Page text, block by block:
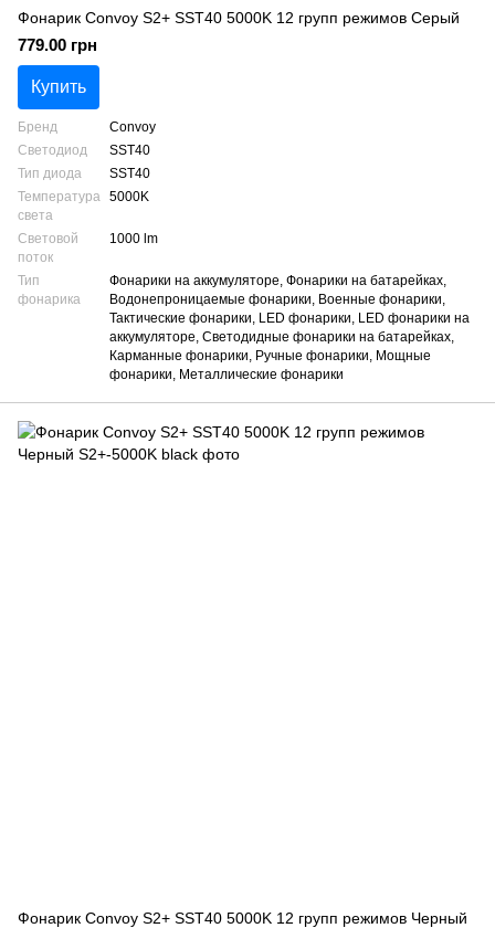
Фонарик Convoy S2+ SST40 5000K 12 групп режимов Серый
779.00 грн
Купить
Бренд
Convoy
Светодиод
SST40
Тип диода
SST40
Температура
света
5000K
Световой
поток
1000 lm
Тип
фонарика
Фонарики на аккумуляторе, Фонарики на батарейках,
Водонепроницаемые фонарики, Военные фонарики,
Тактические фонарики, LED фонарики, LED фонарики на
аккумуляторе, Светодидные фонарики на батарейках,
Карманные фонарики, Ручные фонарики, Мощные
фонарики, Металлические фонарики
Фонарик Convoy S2+ SST40 5000K 12 групп режимов Черный